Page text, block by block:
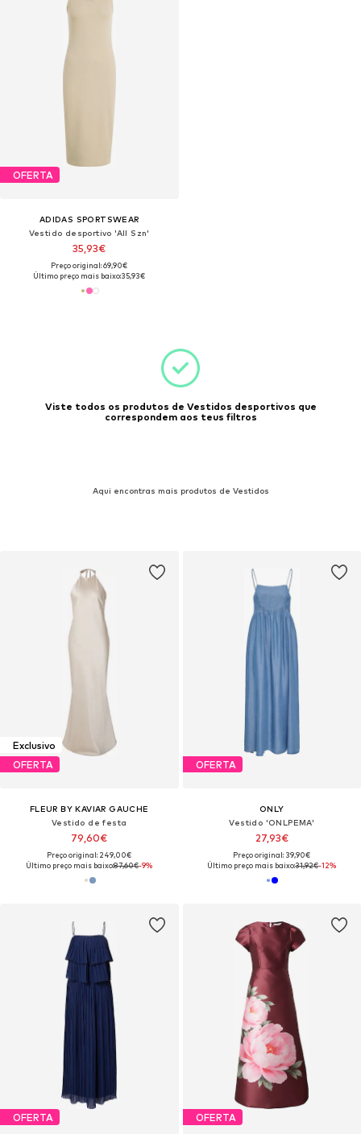
OFERTA
ADIDAS SPORTSWEAR
Vestido desportivo 'All Szn'
35,93€
Preço original: 69,90€
Último preço mais baixo:35,93€
Viste todos os produtos de Vestidos desportivos que
correspondem aos teus filtros
Aqui encontras mais produtos de Vestidos
Exclusivo
OFERTA
FLEUR BY KAVIAR GAUCHE
Vestido de festa
79,60€
Preço original: 249,00€
Último preço mais baixo:87,60€-9%
OFERTA
ONLY
Vestido 'ONLPEMA'
27,93€
Preço original: 39,90€
Último preço mais baixo:31,92€-12%
OFERTA OFERTA